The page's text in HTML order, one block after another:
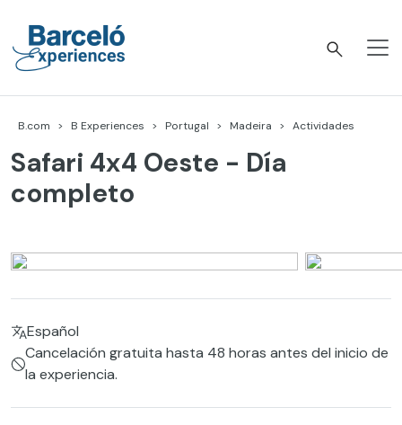
content
B.com B Experiences Portugal Madeira Actividades
Safari 4x4 Oeste - Día
completo
Español
Cancelación gratuita hasta 48 horas antes del inicio de
la experiencia.